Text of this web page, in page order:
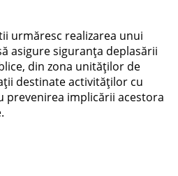
urmăresc realizarea unui
asigure siguranţa deplasării
din zona unităţilor de
destinate activităţilor cu
prevenirea implicării acestora